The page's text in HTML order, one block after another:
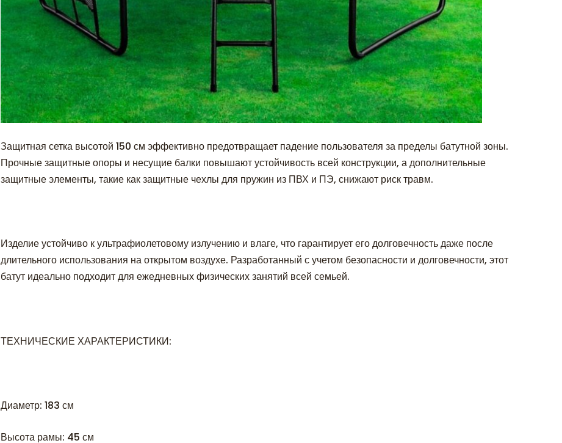
Защитная сетка высотой 150 см эффективно предотвращает падение пользователя за пределы батутной зоны.
Прочные защитные опоры и несущие балки повышают устойчивость всей конструкции, а дополнительные
защитные элементы, такие как защитные чехлы для пружин из ПВХ и ПЭ, снижают риск травм.
Изделие устойчиво к ультрафиолетовому излучению и влаге, что гарантирует его долговечность даже после
длительного использования на открытом воздухе. Разработанный с учетом безопасности и долговечности, этот
батут идеально подходит для ежедневных физических занятий всей семьей.
ТЕХНИЧЕСКИЕ ХАРАКТЕРИСТИКИ:
Диаметр: 183 см
Высота рамы: 45 см